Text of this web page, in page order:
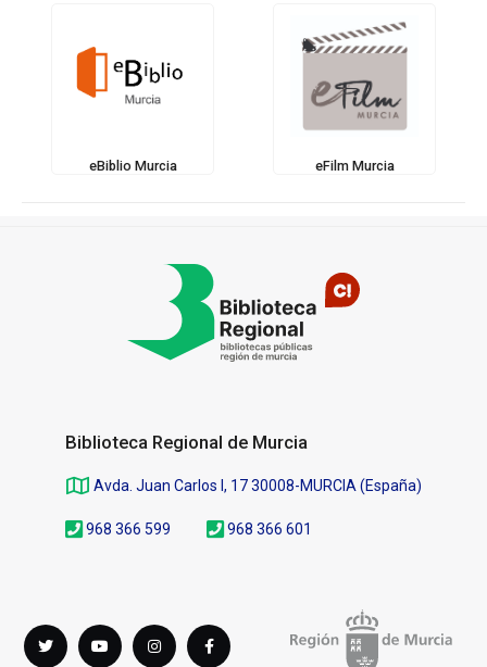
eBiblio Murcia eFilm Murcia
Biblioteca Regional de Murcia
Avda. Juan Carlos I, 17 30008-MURCIA (España)
968 366 599 968 366 601
Síguenos
en
Twitter youTube instagramFacebook